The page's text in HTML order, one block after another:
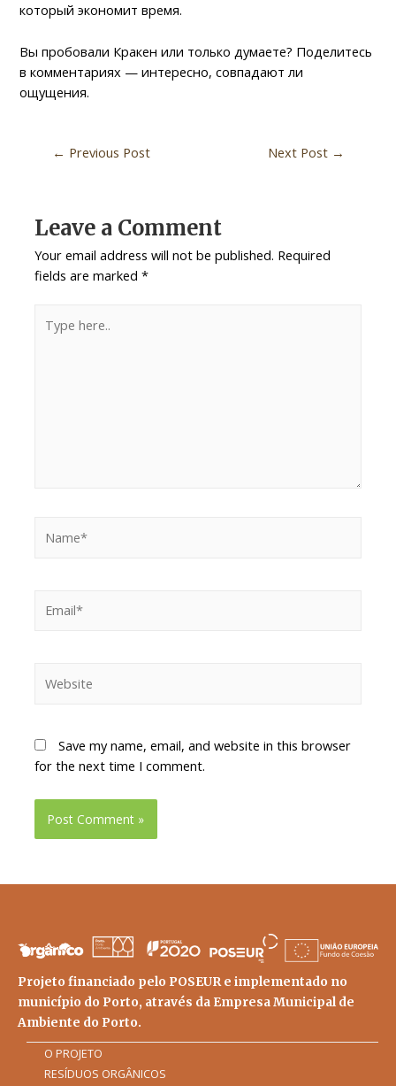
который экономит время.
Вы пробовали Кракен или только думаете? Поделитесь
в комментариях — интересно, совпадают ли
ощущения.
← Previous Post Next Post →
Leave a Comment
Your email address will not be published. Required
fields are marked*
Save my name, email, and website in this browser
for the next time I comment.
Projeto financiado pelo POSEUR e implementado no
município do Porto, através da Empresa Municipal de
Ambiente do Porto.
O PROJETO
RESÍDUOS ORGÂNICOS